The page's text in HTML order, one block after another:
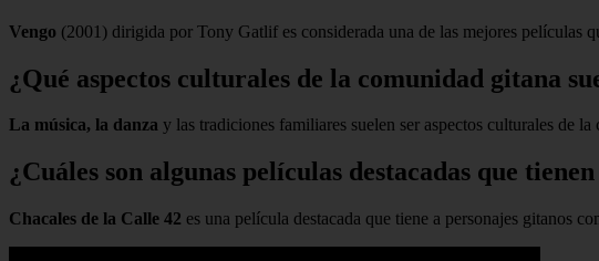
Vengo (2001) dirigida por Tony Gatlif es considerada una de las mejores películas
¿Qué aspectos culturales de la comunidad gitana
La música, la danza y las tradiciones familiares suelen ser aspectos culturales de
¿Cuáles son algunas películas destacadas que
Chacales de la Calle 42 es una película destacada que tiene a personajes gitanos